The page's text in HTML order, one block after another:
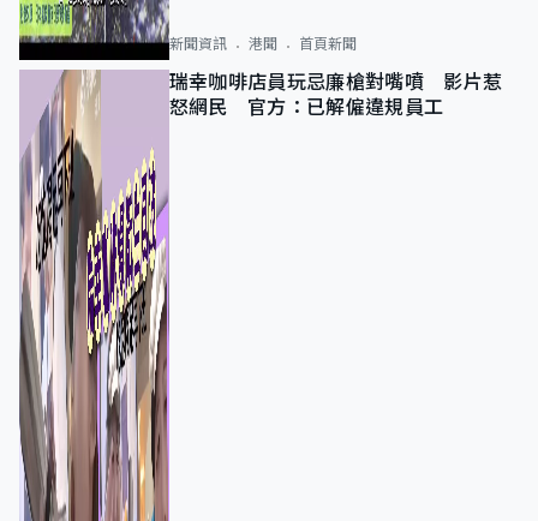
新聞資訊 港聞 首頁新聞
瑞幸咖啡店員玩忌廉槍對嘴噴 影片惹
怒網民 官方：已解僱違規員工